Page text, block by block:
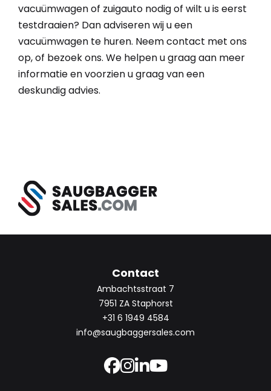
vacuümwagen of zuigauto nodig of wilt u is eerst
testdraaien? Dan adviseren wij u een
vacuümwagen te huren. Neem contact met ons
op, of bezoek ons. We helpen u graag aan meer
informatie en voorzien u graag van een
deskundig advies.
Contact
Ambachtsstraat 7
7951 ZA Staphorst
+31 6 1949 4584
info@saugbaggersales.com